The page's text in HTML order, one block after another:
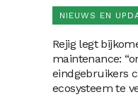
NIEUWS EN
Rejig legt
maintenance:
eindgebruikers
ecosysteem te